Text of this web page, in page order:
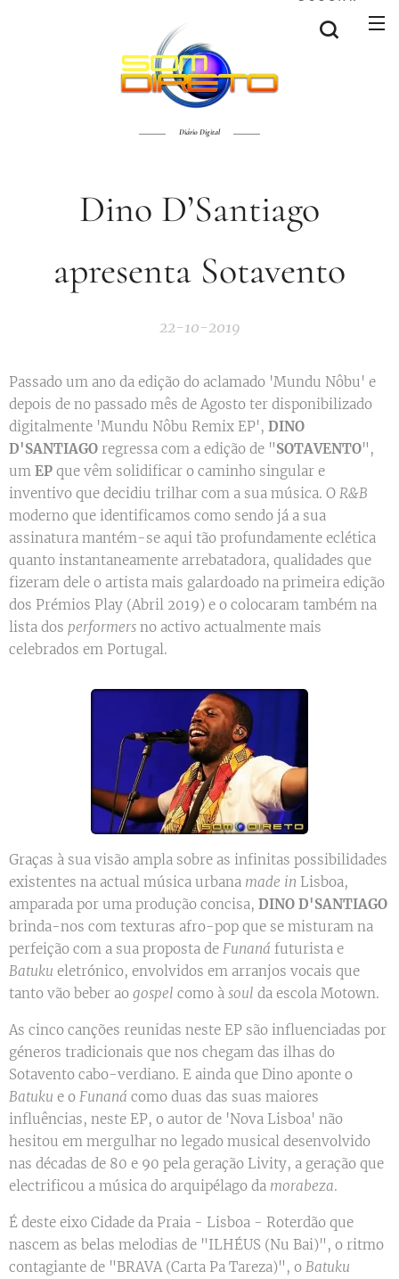
Diário Digital
Dino D’Santiago
apresenta Sotavento
22-10-2019
Passado um ano da edição do aclamado 'Mundu Nôbu' e
depois de no passado mês de Agosto ter disponibilizado
digitalmente 'Mundu Nôbu Remix EP', DINO
D'SANTIAGO regressa com a edição de "SOTAVENTO",
um EP que vêm solidificar o caminho singular e
inventivo que decidiu trilhar com a sua música. O R&B
moderno que identificamos como sendo já a sua
assinatura mantém-se aqui tão profundamente eclética
quanto instantaneamente arrebatadora, qualidades que
fizeram dele o artista mais galardoado na primeira edição
dos Prémios Play (Abril 2019) e o colocaram também na
lista dos performers no activo actualmente mais
celebrados em Portugal.
Graças à sua visão ampla sobre as infinitas possibilidades
existentes na actual música urbana made in Lisboa,
amparada por uma produção concisa, DINO D'SANTIAGO
brinda-nos com texturas afro-pop que se misturam na
perfeição com a sua proposta de Funaná futurista e
Batuku eletrónico, envolvidos em arranjos vocais que
tanto vão beber ao gospel como à soul da escola Motown.
As cinco canções reunidas neste EP são influenciadas por
géneros tradicionais que nos chegam das ilhas do
Sotavento cabo-verdiano. E ainda que Dino aponte o
Batuku e o Funaná como duas das suas maiores
influências, neste EP, o autor de 'Nova Lisboa' não
hesitou em mergulhar no legado musical desenvolvido
nas décadas de 80 e 90 pela geração Livity, a geração que
electrificou a música do arquipélago da morabeza.
É deste eixo Cidade da Praia - Lisboa - Roterdão que
nascem as belas melodias de "ILHÉUS (Nu Bai)", o ritmo
contagiante de "BRAVA (Carta Pa Tareza)", o Batuku